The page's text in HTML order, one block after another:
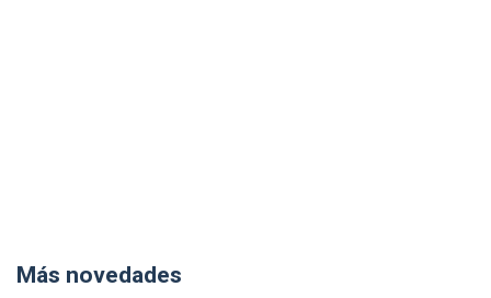
Más novedades